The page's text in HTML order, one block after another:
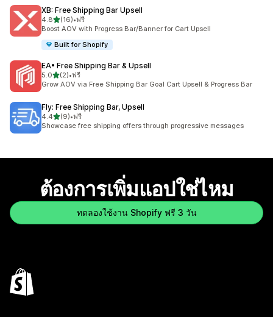
XB: Free Shipping Bar Upsell
4.8เต็ม 5 ดาว
(16)
ทั้งหมด 16 รีวิว
•ฟรี
Boost AOV with Progress Bar/Banner for Cart Upsell
Built for Shopify
EA• Free Shipping Bar & Upsell
5.0เต็ม 5 ดาว
(2)
ทั้งหมด 2 รีวิว
•ฟรี
Grow AOV via Free Shipping Bar Goal Cart Upsell & Progress Bar
Fly: Free Shipping Bar, Upsell
4.4เต็ม 5 ดาว
(9)
ทั้งหมด 9 รีวิว
•ฟรี
Showcase free shipping offers through progressive messages
ต้องการเพิ่มแอปใช่ไหม
ทดลองใช้งาน Shopify ฟรี 3 วัน